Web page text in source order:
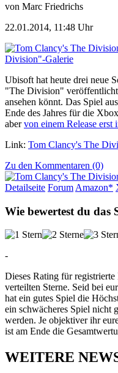
von Marc Friedrichs
22.01.2014, 11:48 Uhr
Division"-Galerie
Ubisoft hat heute drei neue
"The Division"
ansehen könnt. Das Spiel
Ende des Jahres für die
abervon einem Release erst
Link: Tom Clancy's The
Zu den Kommentaren (0)
Detailseite Forum Amazon*
Wie bewertest du das
-
Dieses Rating für
verteilten Sterne. Seid bei
hat ein gutes Spiel die
ein schwächeres Spiel nicht
werden. Je objektiver ihr
ist am Ende die
WEITERE